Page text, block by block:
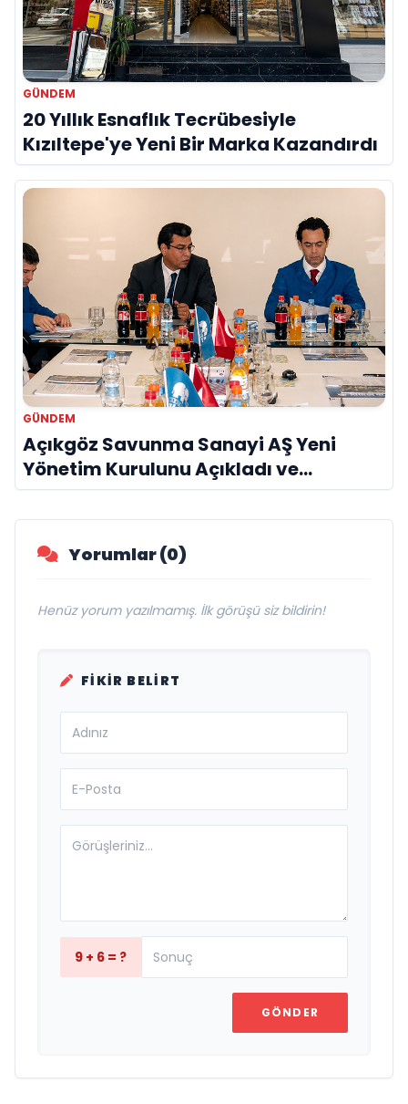
GÜNDEM
20 Yıllık Esnaflık Tecrübesiyle
Kızıltepe'ye Yeni Bir Marka Kazandırdı
GÜNDEM
Açıkgöz Savunma Sanayi AŞ Yeni
Yönetim Kurulunu Açıkladı ve
Savunma Sanayinde Küresel Vizyon
Vurgusu
Yorumlar (0)
Henüz yorum yazılmamış. İlk görüşü siz bildirin!
FIKIR BELIRT
9 + 6 = ?
GÖNDER